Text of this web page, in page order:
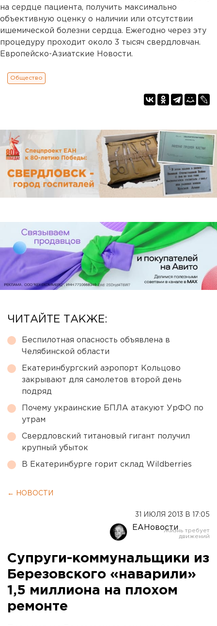
на сердце пациента, получить максимально
объективную оценку о наличии или отсутствии
ишемической болезни сердца. Ежегодно через эту
процедуру проходит около 3 тысяч свердловчан.
Европейско-Азиатские Новости.
Общество
ЧИТАЙТЕ ТАКЖЕ:
Беспилотная опасность объявлена в
Челябинской области
Екатеринбургский аэропорт Кольцово
закрывают для самолетов второй день
подряд
Почему украинские БПЛА атакуют УрФО по
утрам
Свердловский титановый гигант получил
крупный убыток
В Екатеринбурге горит склад Wildberries
← НОВОСТИ
31 ИЮЛЯ 2013 В 17:05
ЕАНовости
Супруги-коммунальщики из
Березовского «наварили»
1,5 миллиона на плохом
ремонте